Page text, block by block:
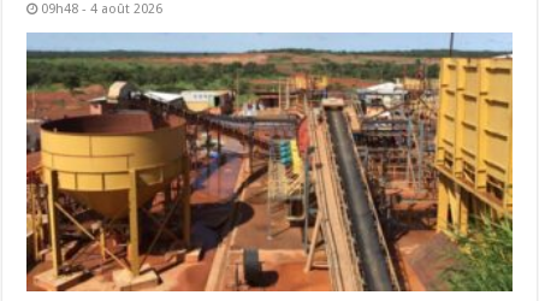
09h48 - 4 août 2026